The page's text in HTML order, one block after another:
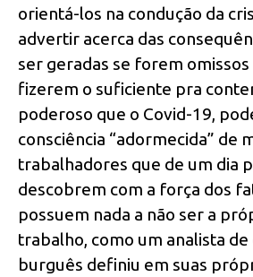
orientá-los na condução da
advertir acerca das
ser geradas se forem omissos
fizerem o suficiente pra
poderoso que o Covid-19,
consciência “adormecida” de
trabalhadores que de um dia
descobrem com a força dos
possuem nada a não ser a
trabalho, como um analista
burguês definiu em suas